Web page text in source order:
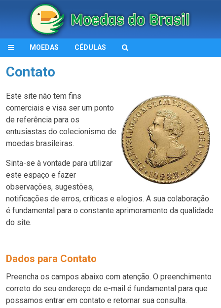
MOEDAS CÉDULAS
Contato
Este site não tem fins
comerciais e visa ser um ponto
de referência para os
entusiastas do colecionismo de
moedas brasileiras.
Sinta-se à vontade para utilizar
este espaço e fazer
observações, sugestões,
notificações de erros, críticas e elogios. A sua colaboração
é fundamental para o constante aprimoramento da qualidade
do site.
Dados para Contato
Preencha os campos abaixo com atenção. O preenchimento
correto do seu endereço de e-mail é fundamental para que
possamos entrar em contato e retornar sua consulta.